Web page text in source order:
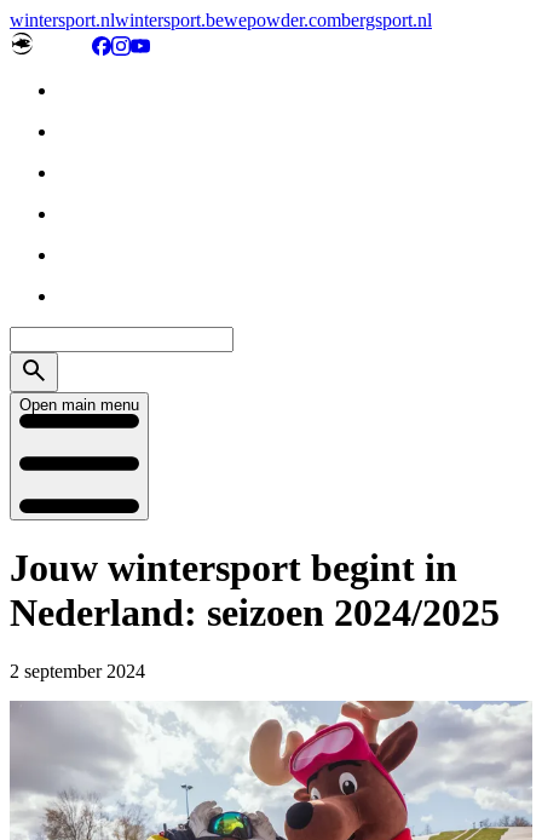
wintersport.nlwintersport.bewepowder.combergsport.nl
Open main menu
Jouw wintersport begint in
Nederland: seizoen 2024/2025
2 september 2024